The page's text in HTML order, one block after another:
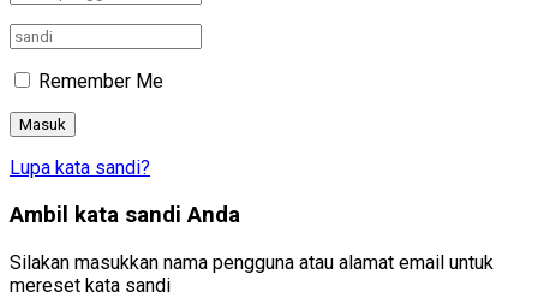
Remember Me
Lupa kata sandi?
Ambil kata sandi Anda
Silakan masukkan nama pengguna atau alamat email untuk
mereset kata sandi